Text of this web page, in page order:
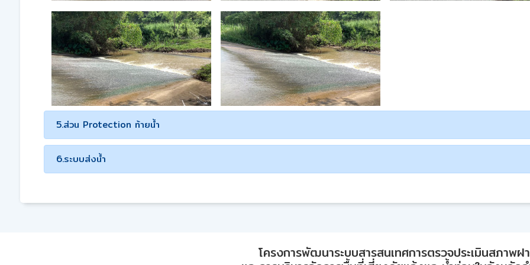
5.ส่วน Protection ท้ายน้ำ
6.ระบบส่งน้ำ
โครงการพัฒนาระบบสารสนเทศการตรวจประเมินสภาพฝ